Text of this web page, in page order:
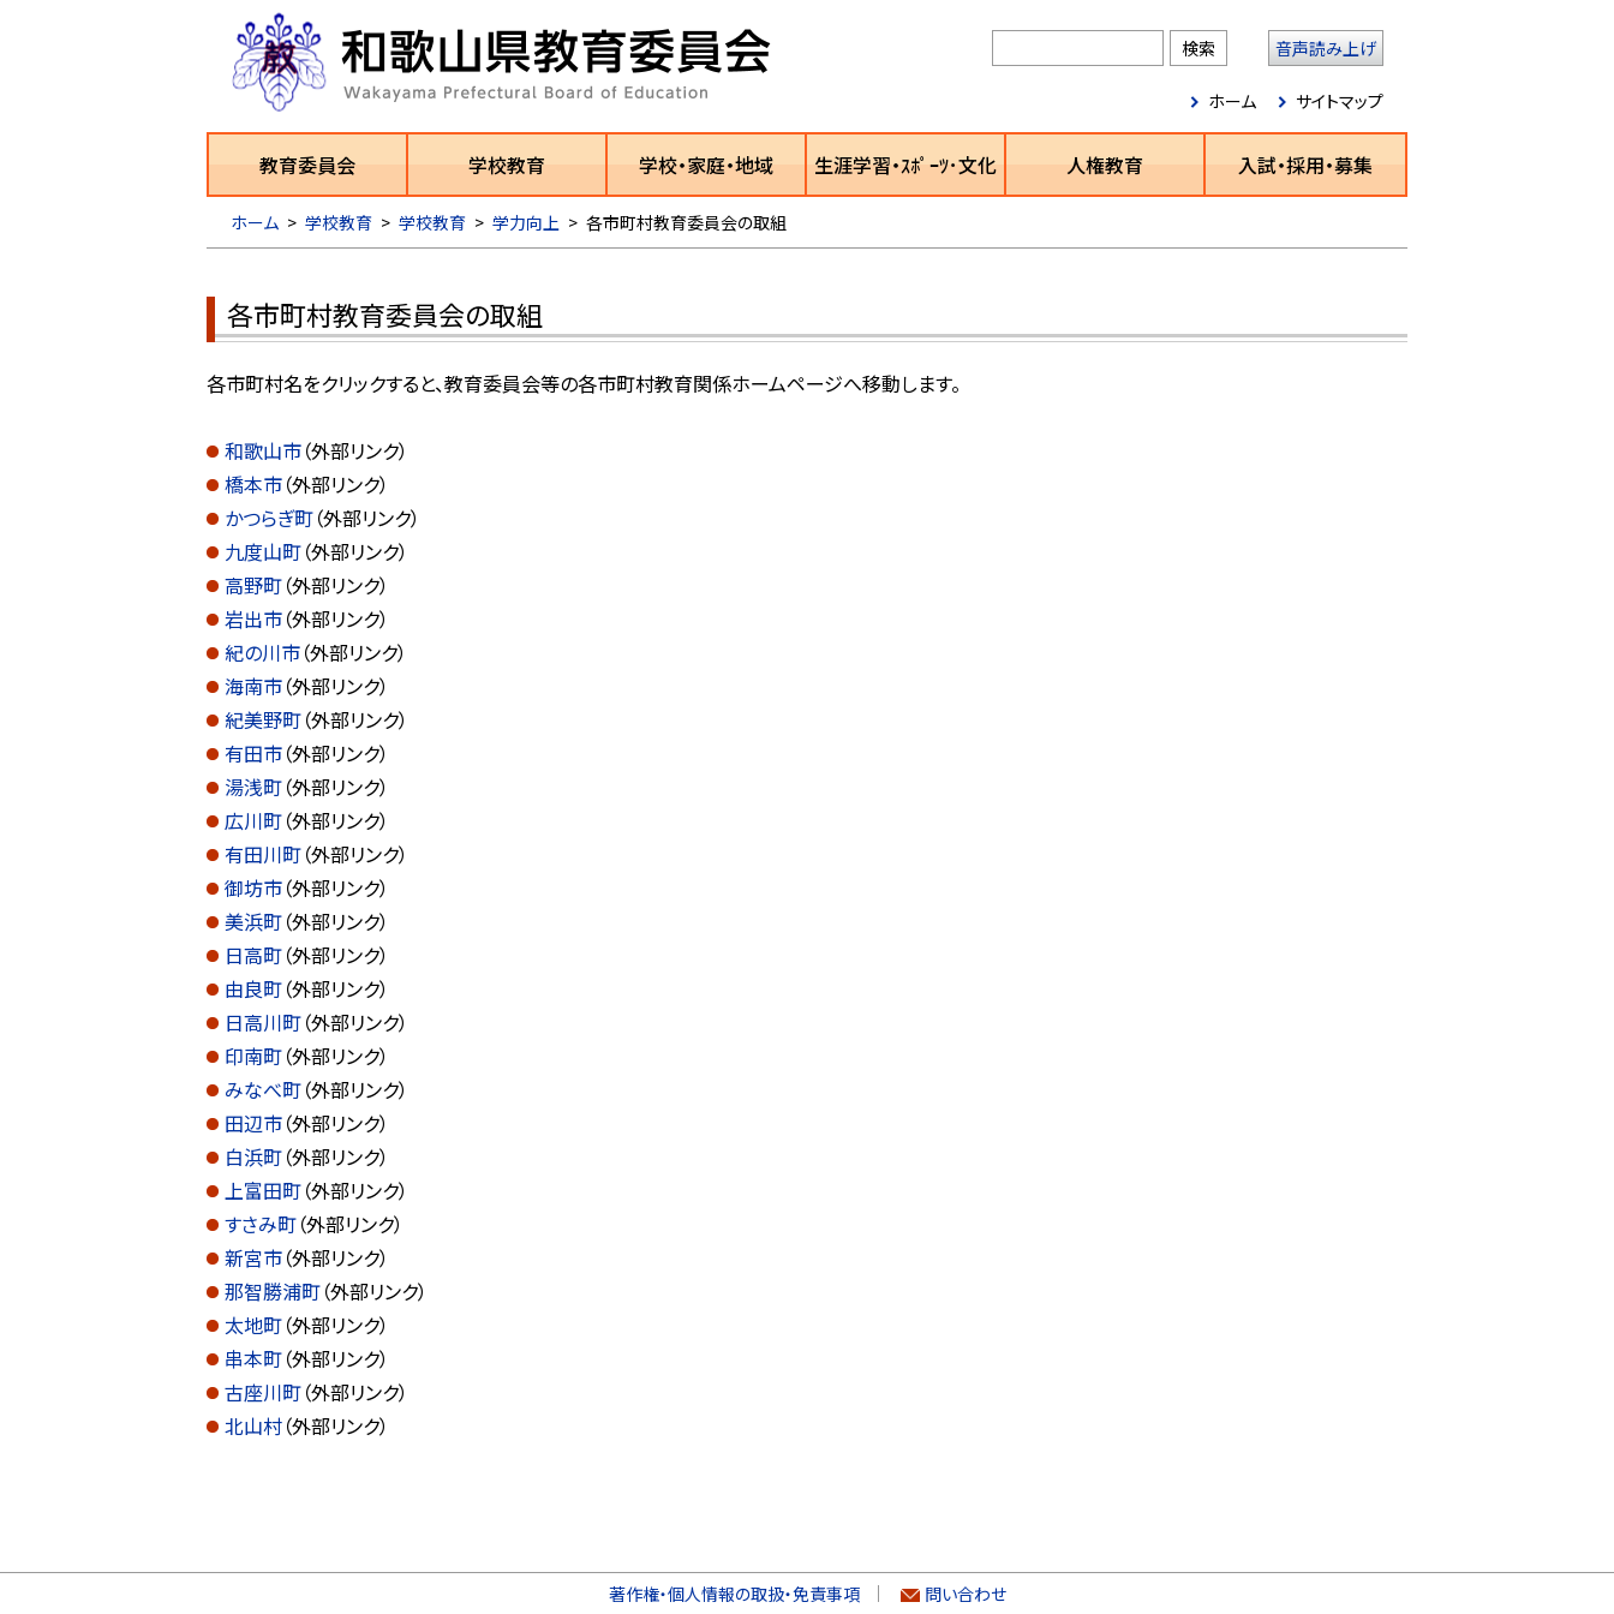
音声読み上げ
ホーム サイトマップ
教育委員会 学校教育 学校・家庭・地域 生涯学習・ｽﾎﾟｰﾂ･文化 人権教育 入試・採用・募集
ホーム > 学校教育 > 学校教育 > 学力向上 > 各市町村教育委員会の取組
各市町村教育委員会の取組
各市町村名をクリックすると、教育委員会等の各市町村教育関係ホームページへ移動します。
和歌山市（外部リンク）
橋本市（外部リンク）
かつらぎ町（外部リンク）
九度山町（外部リンク）
高野町（外部リンク）
岩出市（外部リンク）
紀の川市（外部リンク）
海南市（外部リンク）
紀美野町（外部リンク）
有田市（外部リンク）
湯浅町（外部リンク）
広川町（外部リンク）
有田川町（外部リンク）
御坊市（外部リンク）
美浜町（外部リンク）
日高町（外部リンク）
由良町（外部リンク）
日高川町（外部リンク）
印南町（外部リンク）
みなべ町（外部リンク）
田辺市（外部リンク）
白浜町（外部リンク）
上富田町（外部リンク）
すさみ町（外部リンク）
新宮市（外部リンク）
那智勝浦町（外部リンク）
太地町（外部リンク）
串本町（外部リンク）
古座川町（外部リンク）
北山村（外部リンク）
著作権・個人情報の取扱・免責事項 問い合わせ